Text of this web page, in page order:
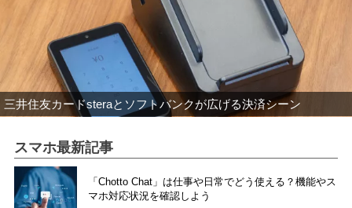
三井住友カードsteraとソフトバンクが広げる決済シーン
スマホ最新記事
「Chotto Chat」は仕事や日常でどう使える？機能やス
マホ対応状況を確認しよう